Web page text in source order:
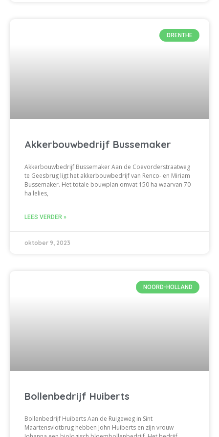
DRENTHE
Akkerbouwbedrijf Bussemaker
Akkerbouwbedrijf Bussemaker Aan de Coevorderstraatweg
te Geesbrug ligt het akkerbouwbedrijf van Renco- en Miriam
Bussemaker. Het totale bouwplan omvat 150 ha waarvan 70
ha lelies,
LEES VERDER »
oktober 9, 2023
NOORD-HOLLAND
Bollenbedrijf Huiberts
Bollenbedrijf Huiberts Aan de Ruigeweg in Sint
Maartensvlotbrug hebben John Huiberts en zijn vrouw